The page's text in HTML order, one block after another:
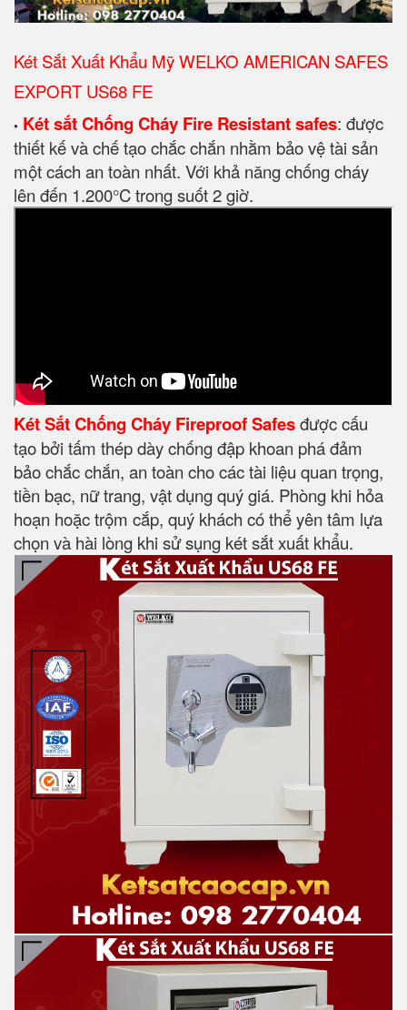
Két Sắt Xuất Khẩu Mỹ WELKO AMERICAN SAFES
EXPORT US68 FE
• Két sắt Chống Cháy Fire Resistant safes: được
thiết kế và chế tạo chắc chắn nhằm bảo vệ tài sản
một cách an toàn nhất. Với khả năng chống cháy
lên đến 1.200°C trong suốt 2 giờ.
Két Sắt Chống Cháy Fireproof Safesđược cấu
tạo bởi tấm thép dày chống đập khoan phá đảm
bảo chắc chắn, an toàn cho các tài liệu quan trọng,
tiền bạc, nữ trang, vật dụng quý giá. Phòng khi hỏa
hoạn hoặc trộm cắp, quý khách có thể yên tâm lựa
chọn và hài lòng khi sử sụng két sắt xuất khẩu.